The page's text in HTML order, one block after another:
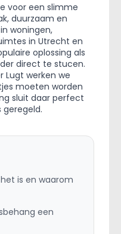
voor een slimme
duurzaam en
woningen,
in Utrecht en
oplossing als
direct te stucen.
Lugt werken we
moeten worden
sluit daar perfect
geregeld.
is en waarom
een